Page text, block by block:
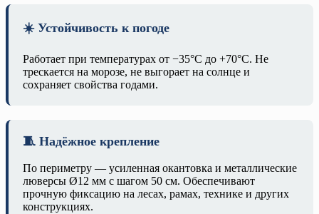
☀️ Устойчивость к погоде
Работает при температурах от −35°C до +70°C. Не
трескается на морозе, не выгорает на солнце и
сохраняет свойства годами.
🧵 Надёжное крепление
По периметру — усиленная окантовка и металлические
люверсы Ø12 мм с шагом 50 см. Обеспечивают
прочную фиксацию на лесах, рамах, технике и других
конструкциях.